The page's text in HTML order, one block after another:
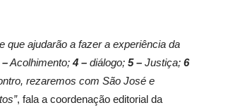
que ajudarão a fazer a experiência da
–Acolhimento;4 – diálogo; 5 – Justiça; 6
rezaremos com São José e
, fala a coordenação editorial da